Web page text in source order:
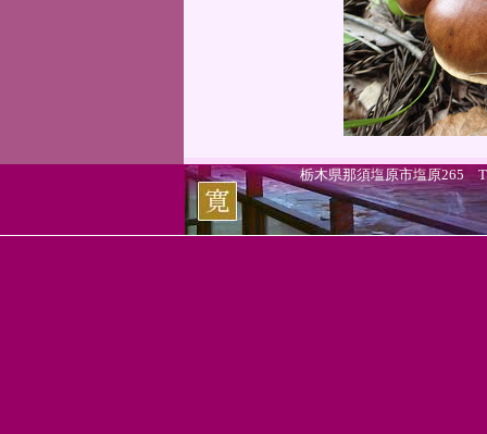
栃木県那須塩原市塩原265